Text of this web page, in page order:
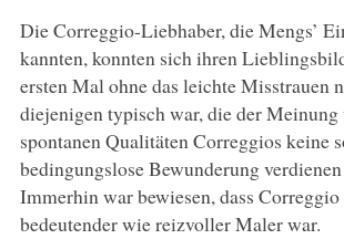
Die Correggio-Liebhaber, die Mengs’
kannten, konnten sich ihren
ersten Mal ohne das leichte Misstrauen
diejenigen typisch war, die der Meinung
spontanen Qualitäten Correggios keine
bedingungslose Bewunderung
Immerhin war bewiesen, dass Correggio
bedeutender wie reizvoller Maler war.